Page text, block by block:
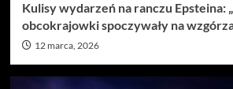
Kulisy wydarzeń na ranczu Epsteina:
obcokrajowki spoczywały na
12 marca, 2026